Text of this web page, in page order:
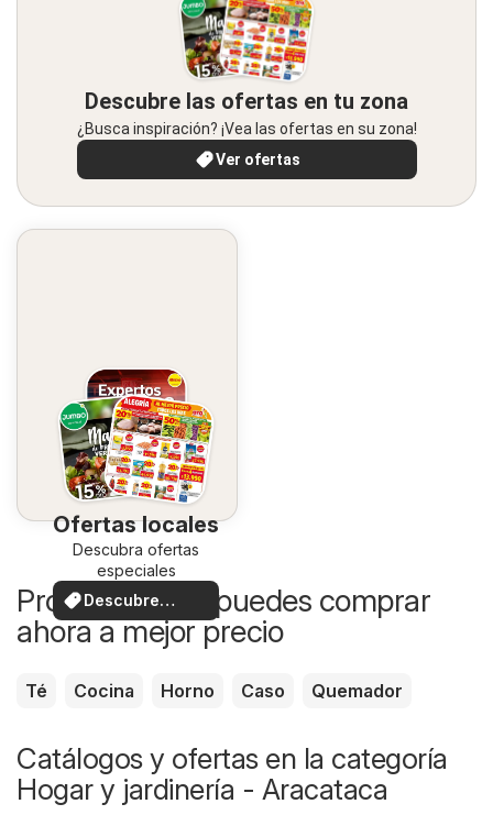
Descubre las ofertas en tu zona
¿Busca inspiración? ¡Vea las ofertas en su zona!
Ver ofertas
Ofertas locales
Descubra ofertas
especiales
Descubre
ofertas
Productos que puedes comprar
ahora a mejor precio
Té Cocina Horno Caso Quemador
Catálogos y ofertas en la categoría
Hogar y jardinería - Aracataca